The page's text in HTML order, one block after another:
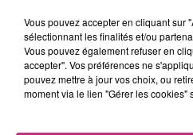
Charlotte Huguin
FIL ACTUS
7 août 2026
Vous pouvez accepter en cliquant sur
sélectionnant les finalités et/ou
Vous pouvez également refuser en
accepter". Vos préférences ne
pouvez mettre à jour vos choix, ou
moment via le lien "Gérer les cookies"